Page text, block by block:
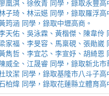
淇、徐攸青 同學，錄取永豐高
琦、林沄嬨 同學，錄取羅浮高
涵 同學，錄取中壢高商。
佑、吳泳霖、黃楷傑、陳韋伶
福、李旻容、馬稟硯、張勛崴
哲、李宜芯、李宣妤、胡綺恩
全、江晟睿 同學，錄取新北市
潔 同學，錄取基隆市八斗子高
煒 同學，錄取花蓮縣立體育高